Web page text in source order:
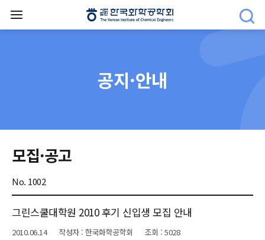
공지·안내
모집·공고
No. 1002
그린스쿨대학원 2010 후기 신입생 모집 안내
2010.06.14 작성자 : 한국화학공학회 조회 : 5028